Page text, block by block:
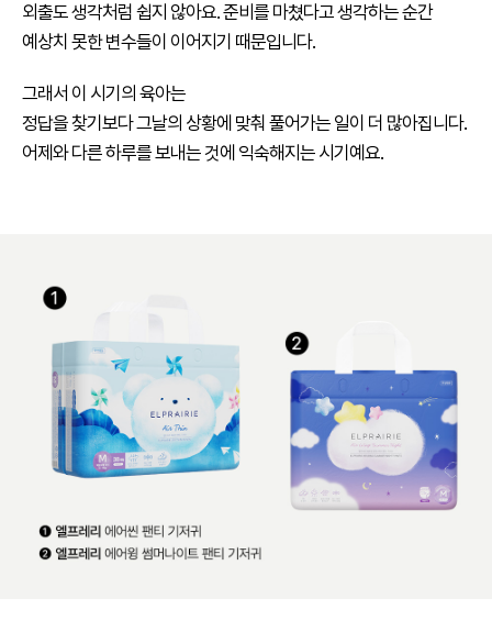
외출도 생각처럼 쉽지 않아요. 준비를 마쳤다고 생각하는 순간
예상치 못한 변수들이 이어지기 때문입니다.
그래서 이 시기의 육아는
정답을 찾기보다 그날의 상황에 맞춰 풀어가는 일이 더 많아집니다.
어제와 다른 하루를 보내는 것에 익숙해지는 시기예요.